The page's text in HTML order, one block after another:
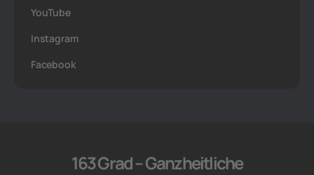
YouTube
Instagram
Facebook
163 Grad – Ganzheitliche